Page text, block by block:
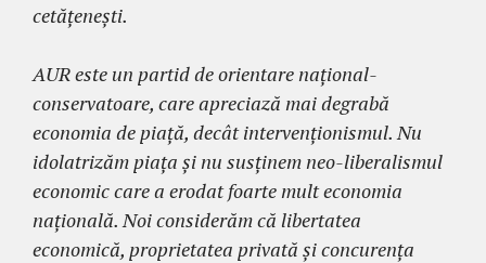
cetățenești.
AUR este un partid de orientare național-
conservatoare, care apreciază mai degrabă
economia de piață, decât intervenționismul. Nu
idolatrizăm piața și nu susținem neo-liberalismul
economic care a erodat foarte mult economia
națională. Noi considerăm că libertatea
economică, proprietatea privată și concurența